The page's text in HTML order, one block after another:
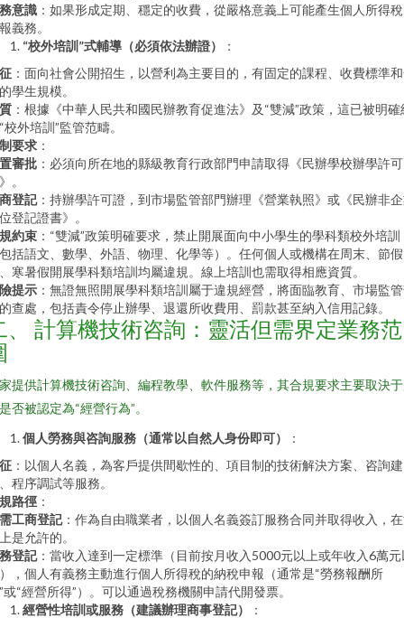
意識 ：如果形成定期、穩定的收費，從嚴格意義上可能產生個人所得
義務。
“校外培訓”式輔導（必須依法辦證）
：
：面向社會公開招生，以營利為主要目的，有固定的課程、收費標準
學生規模。
：根據《中華人民共和國民辦教育促進法》及“雙減”政策，這已被明確
校外培訓”監管范疇。
要求 ：
審批 ：必須向所在地的縣級教育行政部門申請取得《民辦學校辦學許可
。
登記：持辦學許可證，到市場監管部門辦理《營業執照》或《民辦非
登記證書》。
約束 ：“雙減”政策明確要求，禁止開展面向中小學生的學科類校外培訓
括語文、數學、外語、物理、化學等）。任何個人或機構在周末、節假
寒暑假開展學科類培訓均屬違規。線上培訓也需取得相應資質。
提示 ：無證無照開展學科類培訓屬于違規經營，將面臨教育、市場監
查處，包括責令停止辦學、退還所收費用、罰款甚至納入信用記錄。
、 計算機技術咨詢：靈活但需界定業務范
提供計算機技術咨詢、編程教學、軟件服務等，其合規要求主要取決
否被認定為“經營行為”。
個人勞務與咨詢服務（通常以自然人身份即可）
：
：以個人名義，為客戶提供間歇性的、項目制的技術解決方案、咨詢建
程序調試等服務。
路徑 ：
工商登記：作為自由職業者，以個人名義簽訂服務合同并取得收入，
是允許的。
登記：當收入達到一定標準（目前按月收入5000元以上或年收入6萬元
，個人有義務主動進行個人所得稅的納稅申報（通常是“勞務報酬所
或“經營所得”）。可以通過稅務機關申請代開發票。
經營性培訓或服務（建議辦理商事登記）
：